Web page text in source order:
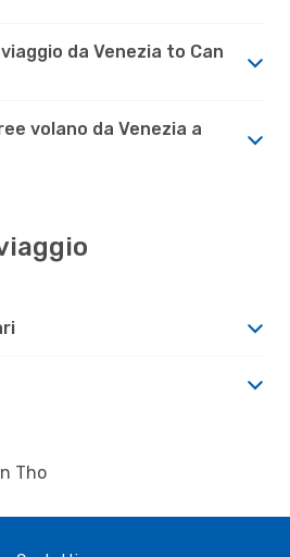
da Venezia to Can
volano da Venezia a
Tho